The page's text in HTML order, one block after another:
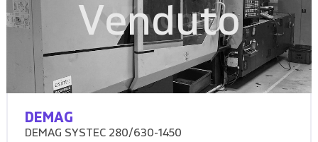
Venduto
DEMAG
DEMAG SYSTEC 280/630-1450